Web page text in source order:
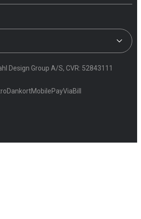
Design Group A/S, CVR: 52843111
DankortMobilePayViaBill